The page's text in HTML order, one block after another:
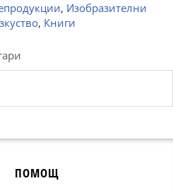
, Изобразителни
, Книги
ПОМОЩ